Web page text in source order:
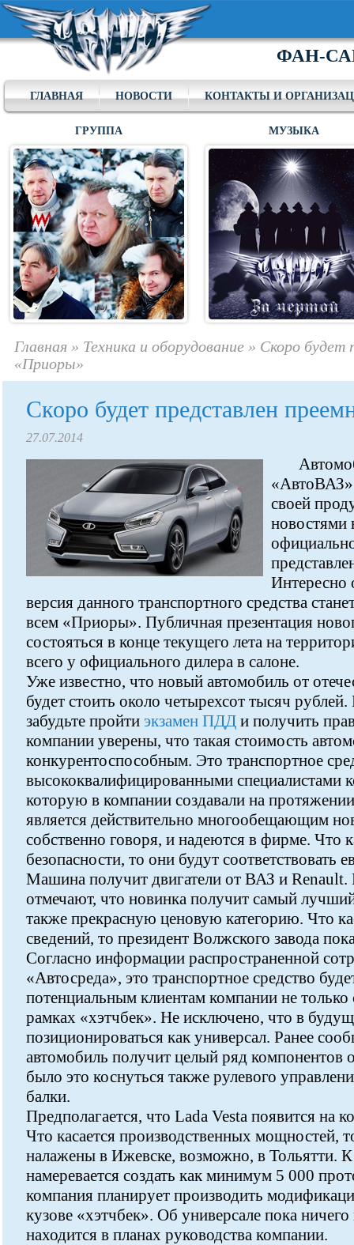
ФАН-
ГЛАВНАЯ НОВОСТИ КОНТАКТЫ И
ГРУППА МУЗЫКА
Главная » Техника и оборудование » Скоро будет
«Приоры»
Скоро будет представлен
27.07.2014
«АвтоВАЗ»
своей
новостями
Интересно
версия данного транспортного средства
всем «Приоры». Публичная презентация
состояться в конце текущего лета на
всего у официального дилера в салоне.
Уже известно, что новый автомобиль от
будет стоить около четырехсот тысяч
забудьте пройти экзамен ПДД и получить
компании уверены, что такая стоимость
конкурентоспособным. Это транспортное
высококвалифицированными специалистами
которую в компании создавали на
является действительно многообещающим
собственно говоря, и надеются в фирме. Что
безопасности, то они будут соответствовать
Машина получит двигатели от ВАЗ и Renault.
отмечают, что новинка получит самый
также прекрасную ценовую категорию. Что
сведений, то президент Волжского завода
Согласно информации распространенной
«Автосреда», это транспортное средство
потенциальным клиентам компании не
рамках «хэтчбек». Не исключено, что в
позиционироваться как универсал. Ранее
автомобиль получит целый ряд компонентов
было это коснуться также рулевого
балки.
Предполагается, что Lada Vesta появится на
Что касается производственных мощностей,
налажены в Ижевске, возможно, в Тольятти.
намеревается создать как минимум 5 000
компания планирует производить
кузове «хэтчбек». Об универсале пока
находится в планах руководства компании.